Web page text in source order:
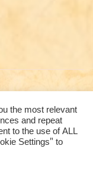
Temple
the most relevant
and repeat
to the use of ALL
Settings" to